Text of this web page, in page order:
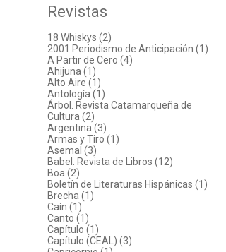
Revistas
18 Whiskys (2)
2001 Periodismo de Anticipación (1)
A Partir de Cero (4)
Ahijuna (1)
Alto Aire (1)
Antología (1)
Árbol. Revista Catamarqueña de
Cultura (2)
Argentina (3)
Armas y Tiro (1)
Asemal (3)
Babel. Revista de Libros (12)
Boa (2)
Boletín de Literaturas Hispánicas (1)
Brecha (1)
Caín (1)
Canto (1)
Capítulo (1)
Capítulo (CEAL) (3)